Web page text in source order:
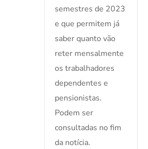
semestres de 2023
e que permitem já
saber quanto vão
reter mensalmente
os trabalhadores
dependentes e
pensionistas.
Podem ser
consultadas no fim
da notícia.